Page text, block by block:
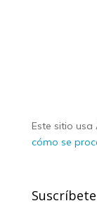
Este sitio usa
cómo se